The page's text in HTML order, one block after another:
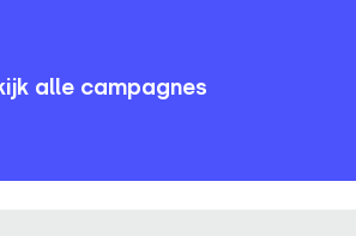
alle campagnes